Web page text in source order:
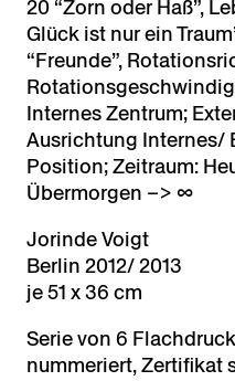
20 “Zorn oder Haß”,
Glück ist nur ein
“Freunde”,
Internes Zentrum;
Ausrichtung Internes/
Position; Zeitraum:
Übermorgen –> ∞
Jorinde Voigt
Berlin 2012/ 2013
je 51 x 36 cm
Serie von 6
nummeriert, Zertifikat